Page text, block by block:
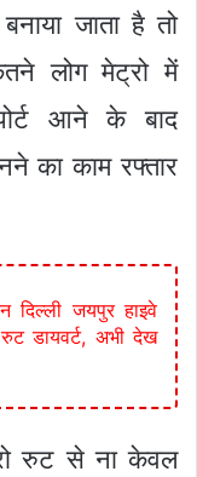
जाता है तो
लोग मेट्रो में
आने के बाद
का काम रफ्तार
जयपुर हाइवे
डायवर्ट, अभी देख
रुट से ना केवल